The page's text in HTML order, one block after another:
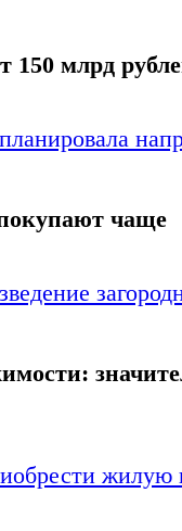
150 млрд
чаще
жилую